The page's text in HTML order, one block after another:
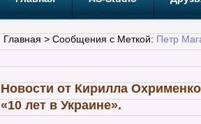
Теги ТОП
Главная > Сообщения с Меткой: Петр
Новости от Кирилла
«10 лет в Украине».